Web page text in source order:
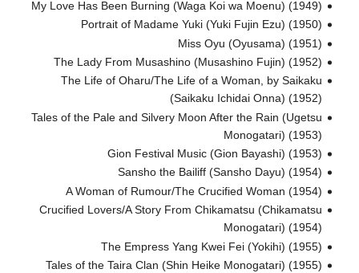
My Love Has Been Burning (Waga Koi wa Moenu) (1949)
Portrait of Madame Yuki (Yuki Fujin Ezu) (1950)
Miss Oyu (Oyusama) (1951)
The Lady From Musashino (Musashino Fujin) (1952)
The Life of Oharu/The Life of a Woman, by Saikaku
(Saikaku Ichidai Onna) (1952)
Tales of the Pale and Silvery Moon After the Rain (Ugetsu
Monogatari) (1953)
Gion Festival Music (Gion Bayashi) (1953)
Sansho the Bailiff (Sansho Dayu) (1954)
A Woman of Rumour/The Crucified Woman (1954)
Crucified Lovers/A Story From Chikamatsu (Chikamatsu
Monogatari) (1954)
The Empress Yang Kwei Fei (Yokihi) (1955)
Tales of the Taira Clan (Shin Heike Monogatari) (1955)